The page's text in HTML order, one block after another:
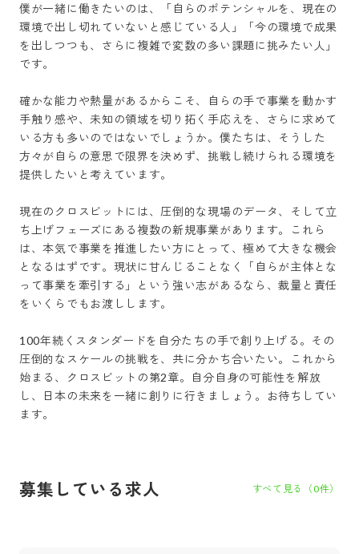
僕が一緒に働きたいのは、「自らのポテンシャルを、現在の
環境で出し切れていないと感じている人」「今の環境で成果
を出しつつも、さらに複雑で変数の多い課題に挑みたい人」
です。
確かな能力や熱量があるからこそ、自らの手で事業を動かす
手触り感や、未知の領域を切り拓く手応えを、さらに求めて
いる方も多いのではないでしょうか。僕たちは、そうした
方々が自らの意思で限界を決めず、挑戦し続けられる環境を
提供したいと考えています。
現在のクロスビットには、圧倒的な現場のデータ、そして立
ち上げフェーズにある複数の新規事業があります。これら
は、本気で事業を推進したい方にとって、極めて大きな機会
となるはずです。現状に甘んじることなく「自らが主体とな
って事業を牽引する」という強い志があるなら、裁量と責任
をいくらでもお渡しします。
100年続くスタンダードを自分たちの手で創り上げる。その
圧倒的なスケールの挑戦を、共に分かち合いたい。これから
始まる、クロスビットの第2章。自分自身の可能性を解放
し、日本の未来を一緒に創りに行きましょう。お待ちしてい
ます。
募集している求人 すべて見る（0件）